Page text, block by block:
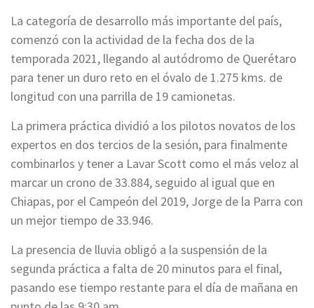
La categoría de desarrollo más importante del país,
comenzó con la actividad de la fecha dos de la
temporada 2021, llegando al autódromo de Querétaro
para tener un duro reto en el óvalo de 1.275 kms. de
longitud con una parrilla de 19 camionetas.
La primera práctica dividió a los pilotos novatos de los
expertos en dos tercios de la sesión, para finalmente
combinarlos y tener a Lavar Scott como el más veloz al
marcar un crono de 33.884, seguido al igual que en
Chiapas, por el Campeón del 2019, Jorge de la Parra con
un mejor tiempo de 33.946.
La presencia de lluvia obligó a la suspensión de la
segunda práctica a falta de 20 minutos para el final,
pasando ese tiempo restante para el día de mañana en